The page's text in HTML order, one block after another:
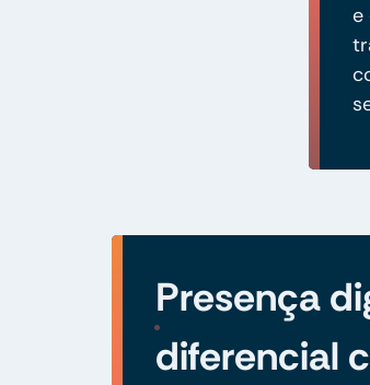
e
Presença
diferencial